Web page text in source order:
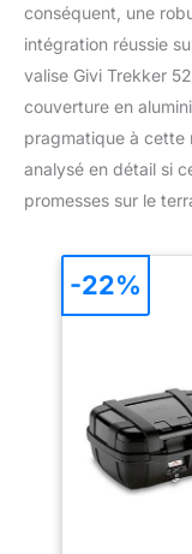
conséquent, une
intégration réussie
valise Givi Trekker
couverture en
pragmatique à cette
analysé en détail si
promesses sur le
-22%